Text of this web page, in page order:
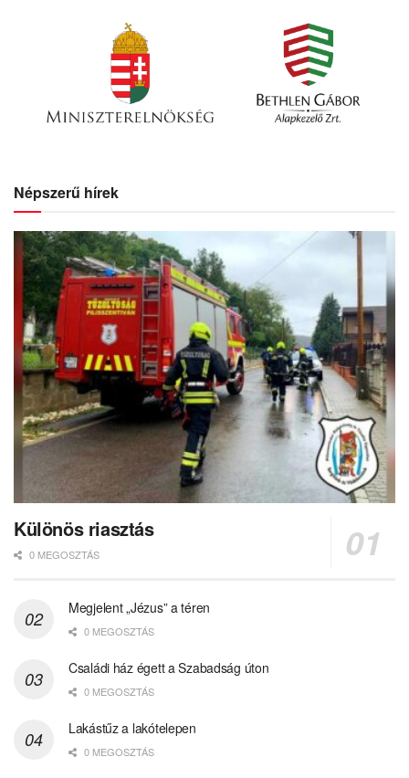
Népszerű hírek
Különös riasztás
0 MEGOSZTÁS
Megjelent „Jézus” a téren
0 MEGOSZTÁS
Családi ház égett a Szabadság úton
0 MEGOSZTÁS
Lakástűz a lakótelepen
0 MEGOSZTÁS